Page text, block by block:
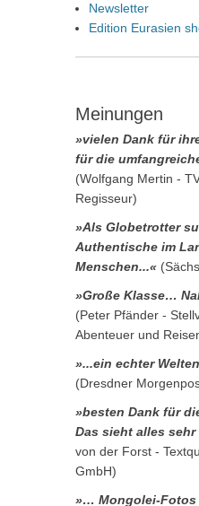
Newsletter
Edition Eurasien
Meinungen
»vielen Dank für
für die
(Wolfgang Mertin -
Regisseur)
»Als Globetrotter
Authentische im
Menschen...«
»Große Klasse…
(Peter Pfänder -
Abenteuer und
»...ein echter
(Dresdner
»besten Dank für
Das sieht alles
von der Forst -
GmbH)
»… Mongolei-Fotos